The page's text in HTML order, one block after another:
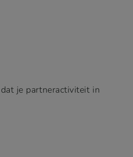
je partneractiviteit in